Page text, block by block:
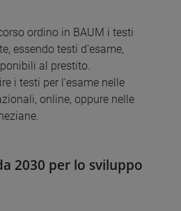
ordino in BAUM i testi
essendo testi d'esame,
al prestito.
i testi per l'esame nelle
online, oppure nelle
2030 per lo sviluppo